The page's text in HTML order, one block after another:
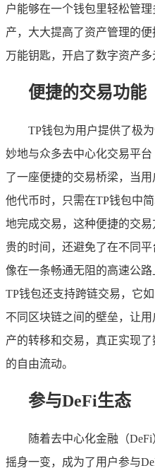
户能够在一个钱包里轻松管
产，大大提高了资产管理的
万能钥匙，开启了数字资产多
便捷的交易功能
TP钱包为用户提供了极
妙地与众多去中心化交易平
了一座便捷的交易桥梁，当
他代币时，只需在TP钱包中
地完成交易，这种便捷的交
贵的时间，还避免了在不同
像在一条畅通无阻的高速公路
TP钱包还支持跨链交易，它
不同区块链之间的壁垒，让
产的转移和交易，真正实现
的自由流动。
参与DeFi生态
随着去中心化金融（
摇身一变，成为了用户参与